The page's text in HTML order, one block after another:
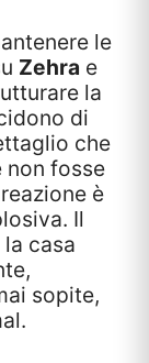
le
Zehra e
la
di
che
non fosse
è
Il
casa
sopite,